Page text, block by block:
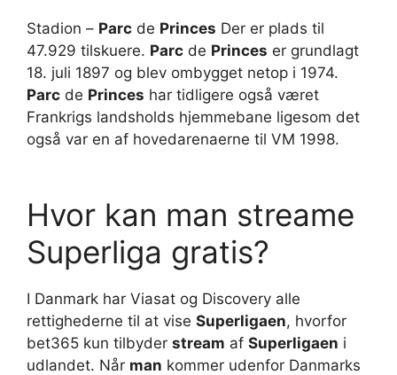
Stadion – Parc de Princes Der er plads til
47.929 tilskuere. Parc de Princes er grundlagt
18. juli 1897 og blev ombygget netop i 1974.
Parc de Princes har tidligere også været
Frankrigs landsholds hjemmebane ligesom det
også var en af hovedarenaerne til VM 1998.
Hvor kan man streame
Superliga gratis?
I Danmark har Viasat og Discovery alle
rettighederne til at vise Superligaen, hvorfor
bet365 kun tilbyder stream af Superligaen i
udlandet. Når man kommer udenfor Danmarks